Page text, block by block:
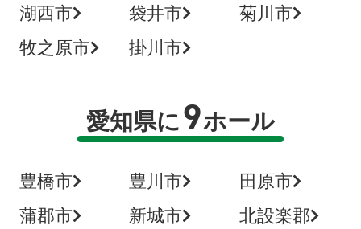
湖西市
袋井市
菊川市
牧之原市
掛川市
愛知県に9ホール
豊橋市 豊川市
田原市
蒲郡市
新城市 北設楽郡